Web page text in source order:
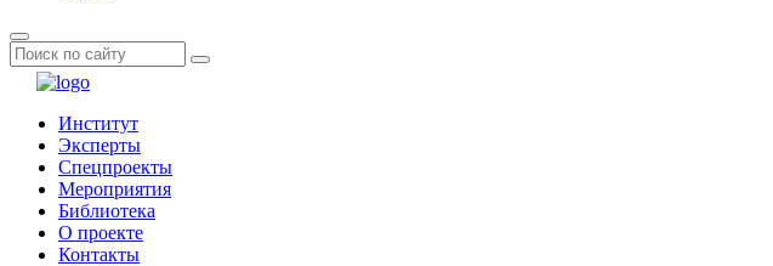
Институт
Эксперты
Спецпроекты
Мероприятия
Библиотека
О проекте
Контакты